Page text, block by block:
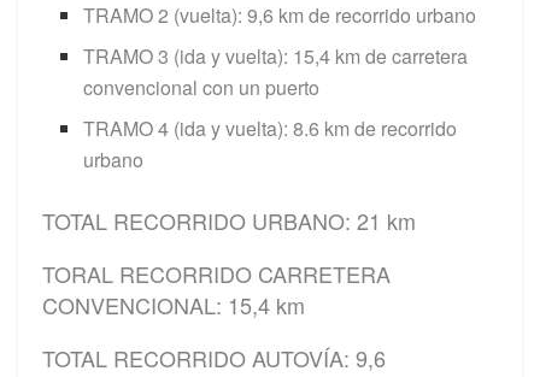
TRAMO 2 (vuelta): 9,6 km de recorrido urbano
TRAMO 3 (ida y vuelta): 15,4 km de carretera
convencional con un puerto
TRAMO 4 (ida y vuelta): 8.6 km de recorrido
urbano
TOTAL RECORRIDO URBANO: 21 km
TORAL RECORRIDO CARRETERA
CONVENCIONAL: 15,4 km
TOTAL RECORRIDO AUTOVÍA: 9,6